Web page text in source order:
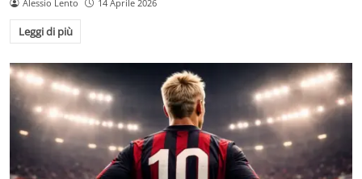
Alessio Lento 14 Aprile 2026
Leggi di più